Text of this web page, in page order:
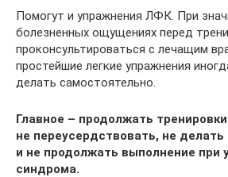
Помогут и упражнения ЛФК. При
болезненных ощущениях перед
проконсультироваться с лечащим
простейшие легкие упражнения
делать самостоятельно.
Главное – продолжать
не переусердствовать, не
и не продолжать выполнение при
синдрома.